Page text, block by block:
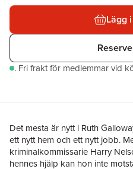
Lägg
. Fri frakt för medlemmar vid
Det mesta är nytt i Ruth
ett nytt hem och ett nytt jobb.
kriminalkommissarie Harry
hennes hjälp kan hon inte